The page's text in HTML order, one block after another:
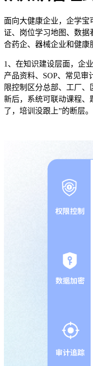
面向大健康企业，企学宝
证、岗位学习地图、数据
合药企、器械企业和健康
1、 在知识建设层面，企
产品资料、 SOP、常见审
限控制区分总部、工厂
新后，系统可联动课程、
了，培训没跟上”的断层。